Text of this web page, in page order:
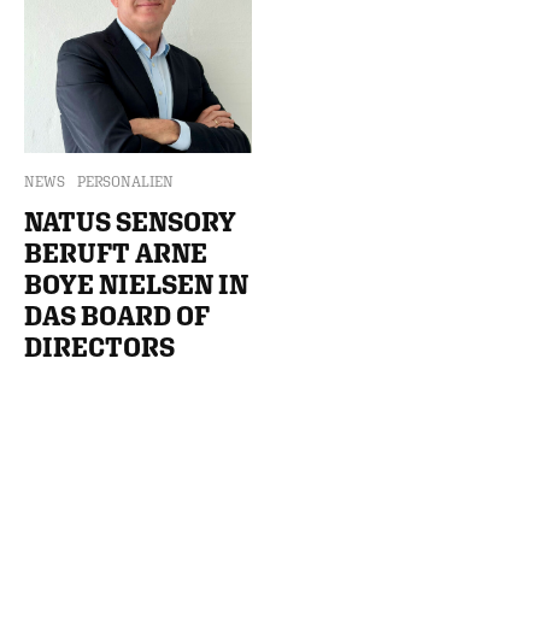
NEWS PERSONALIEN
NATUS SENSORY
BERUFT ARNE
BOYE NIELSEN IN
DAS BOARD OF
DIRECTORS